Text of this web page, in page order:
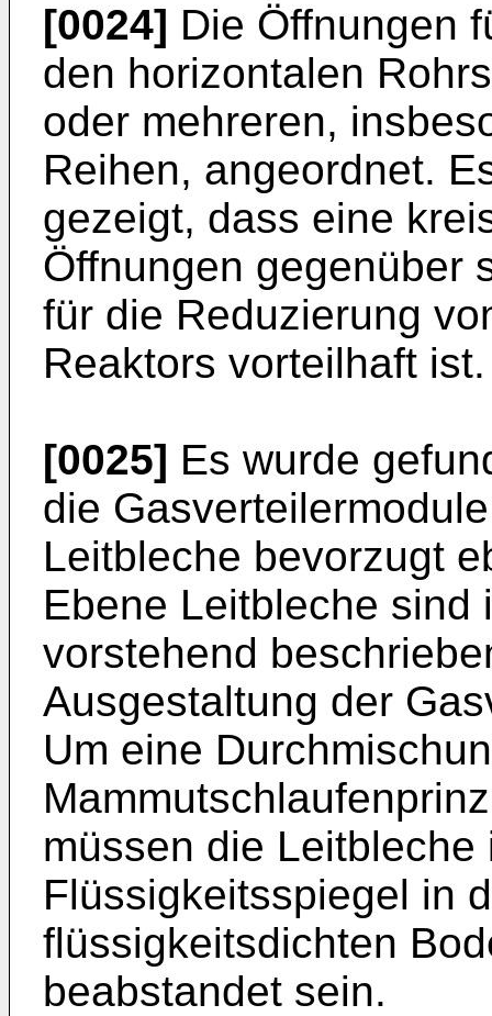
[0024] Die Öffnungen
den horizontalen
oder mehreren,
Reihen, angeordnet.
gezeigt, dass eine
Öffnungen gegenüber
für die Reduzierung
Reaktors vorteilhaft ist.
[0025] Es wurde
die
Leitbleche bevorzugt
Ebene Leitbleche sind
vorstehend
Ausgestaltung der
Um eine
müssen die
Flüssigkeitsspiegel in
flüssigkeitsdichten
beabstandet sein.